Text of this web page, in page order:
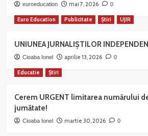
euroeducation mai 7, 2026 0
Euro Education Publicitate Știri UJIR
UNIUNEA JURNALIȘTILOR
Cioaba Ionel aprilie 13, 2026 0
Educatie Știri
Cerem URGENT limitarea numărului
jumătate!
Cioaba Ionel martie 30, 2026 0